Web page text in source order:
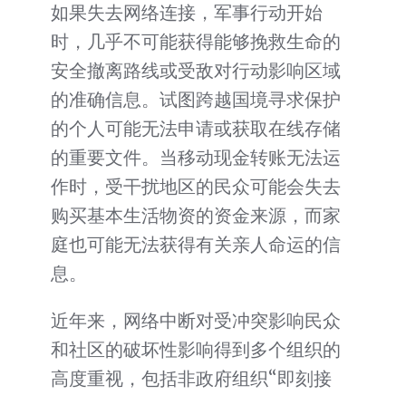
如果失去网络连接，军事行动开始
时，几乎不可能获得能够挽救生命的
安全撤离路线或受敌对行动影响区域
的准确信息。试图跨越国境寻求保护
的个人可能无法申请或获取在线存储
的重要文件。当移动现金转账无法运
作时，受干扰地区的民众可能会失去
购买基本生活物资的资金来源，而家
庭也可能无法获得有关亲人命运的信
息。
近年来，网络中断对受冲突影响民众
和社区的破坏性影响得到多个组织的
高度重视，包括非政府组织“即刻接